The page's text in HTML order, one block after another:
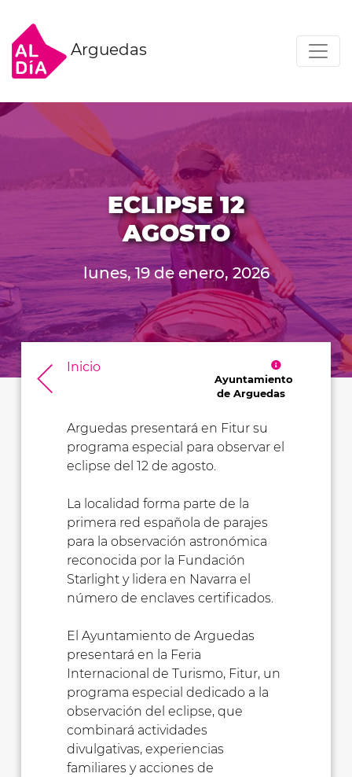
Arguedas
ECLIPSE 12
AGOSTO
lunes, 19 de enero, 2026
Inicio
Ayuntamiento
de Arguedas
Arguedas presentará en Fitur su
programa especial para observar el
eclipse del 12 de agosto.
La localidad forma parte de la
primera red española de parajes
para la observación astronómica
reconocida por la Fundación
Starlight y lidera en Navarra el
número de enclaves certificados.
El Ayuntamiento de Arguedas
presentará en la Feria
Internacional de Turismo, Fitur, un
programa especial dedicado a la
observación del eclipse, que
combinará actividades
divulgativas, experiencias
familiares y acciones de